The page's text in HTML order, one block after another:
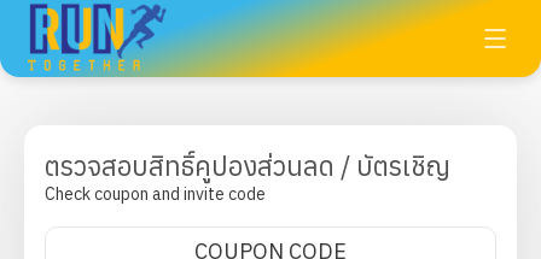
ตรวจสอบสิทธิ์คูปองส่วนลด / บัตรเชิญ
Check coupon and invite code